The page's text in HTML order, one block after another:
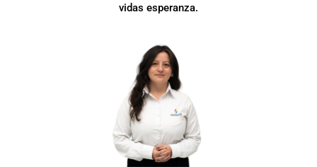
vidas esperanza.